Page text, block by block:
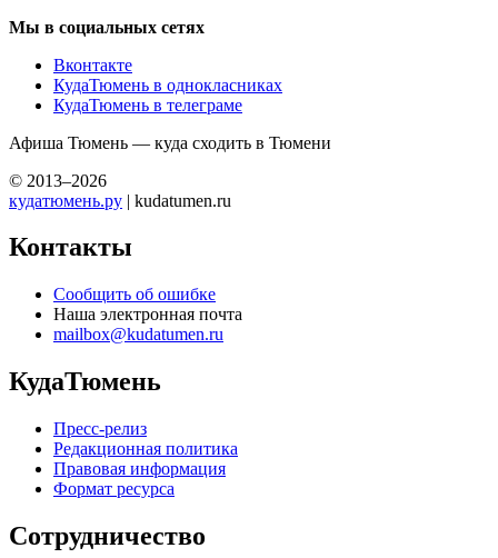
Мы в социальных сетях
Вконтакте
КудаТюмень в однокласниках
КудаТюмень в телеграме
Афиша Тюмень — куда сходить в Тюмени
© 2013–2026
кудатюмень.ру | kudatumen.ru
Контакты
Сообщить об ошибке
Наша электронная почта
mailbox@kudatumen.ru
КудаТюмень
Пресс-релиз
Редакционная политика
Правовая информация
Формат ресурса
Сотрудничество